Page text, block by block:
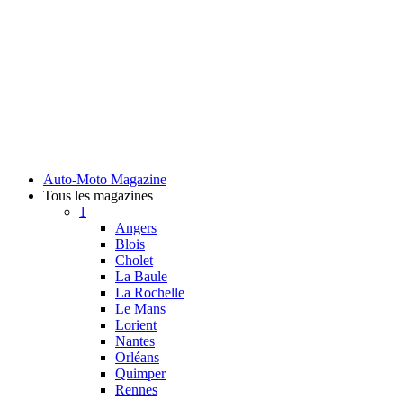
Auto-Moto Magazine
Tous les magazines
1
Angers
Blois
Cholet
La Baule
La Rochelle
Le Mans
Lorient
Nantes
Orléans
Quimper
Rennes